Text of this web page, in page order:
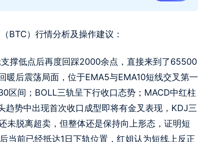
BTC）行情分析及操作建议：
撑低点后再度回踩2000余点，直接来到了65500
暖后震荡局面，位于EMA5与EMA10短线交叉第一
区间；BOLL三轨呈下行收口态势；MACD中红柱
趋势中出现首次收口成型即将有金叉表现，KDJ三
未脱离超卖，但整体还是保持向上形态，证明短
当前已经抵达1日下轨位置，红姐认为短线上反正